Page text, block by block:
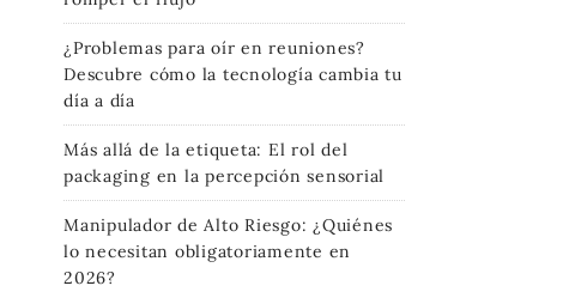
¿Problemas para oír en reuniones?
Descubre cómo la tecnología cambia tu
día a día
Más allá de la etiqueta: El rol del
packaging en la percepción sensorial
Manipulador de Alto Riesgo: ¿Quiénes
lo necesitan obligatoriamente en
2026?